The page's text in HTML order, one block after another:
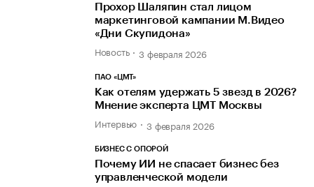
Прохор Шаляпин стал лицом
маркетинговой кампании М.Видео
«Дни Скупидона»
Новость 3 февраля 2026
ПАО «ЦМТ»
Как отелям удержать 5 звезд в 2026?
Мнение эксперта ЦМТ Москвы
Интервью 3 февраля 2026
БИЗНЕС С ОПОРОЙ
Почему ИИ не спасает бизнес без
управленческой модели